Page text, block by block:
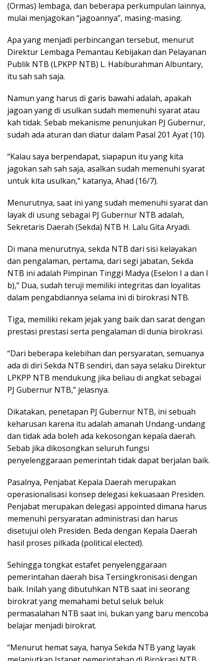
(Ormas) lembaga, dan beberapa perkumpulan lainnya,
mulai menjagokan “jagoannya”, masing-masing.
Apa yang menjadi perbincangan tersebut, menurut
Direktur Lembaga Pemantau Kebijakan dan Pelayanan
Publik NTB (LPKPP NTB) L. Habiburahman Albuntary,
itu sah sah saja.
Namun yang harus di garis bawahi adalah, apakah
jagoan yang di usulkan sudah memenuhi syarat atau
kah tidak. Sebab mekanisme penunjukan PJ Gubernur,
sudah ada aturan dan diatur dalam Pasal 201 Ayat (10).
“Kalau saya berpendapat, siapapun itu yang kita
jagokan sah sah saja, asalkan sudah memenuhi syarat
untuk kita usulkan,” katanya, Ahad (16/7).
Menurutnya, saat ini yang sudah memenuhi syarat dan
layak di usung sebagai PJ Gubernur NTB adalah,
Sekretaris Daerah (Sekda) NTB H. Lalu Gita Aryadi.
Di mana menurutnya, sekda NTB dari sisi kelayakan
dan pengalaman, pertama, dari segi jabatan, Sekda
NTB ini adalah Pimpinan Tinggi Madya (Eselon I a dan I
b),” Dua, sudah teruji memiliki integritas dan loyalitas
dalam pengabdiannya selama ini di birokrasi NTB.
Tiga, memiliki rekam jejak yang baik dan sarat dengan
prestasi prestasi serta pengalaman di dunia birokrasi.
“Dari beberapa kelebihan dan persyaratan, semuanya
ada di diri Sekda NTB sendiri, dan saya selaku Direktur
LPKPP NTB mendukung jika beliau di angkat sebagai
PJ Gubernur NTB,” jelasnya.
Dikatakan, penetapan PJ Gubernur NTB, ini sebuah
keharusan karena itu adalah amanah Undang-undang
dan tidak ada boleh ada kekosongan kepala daerah.
Sebab jika dikosongkan seluruh fungsi
penyelenggaraan pemerintah tidak dapat berjalan baik.
Pasalnya, Penjabat Kepala Daerah merupakan
operasionalisasi konsep delegasi kekuasaan Presiden.
Penjabat merupakan delegasi appointed dimana harus
memenuhi persyaratan administrasi dan harus
disetujui oleh Presiden. Beda dengan Kepala Daerah
hasil proses pilkada (political elected).
Sehingga tongkat estafet penyelenggaraan
pemerintahan daerah bisa Tersingkronisasi dengan
baik. Inilah yang dibutuhkan NTB saat ini seorang
birokrat yang memahami betul seluk beluk
permasalahan NTB saat ini, bukan yang baru mencoba
belajar menjadi birokrat.
“Menurut hemat saya, hanya Sekda NTB yang layak